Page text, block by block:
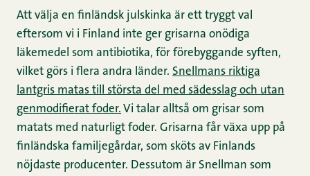
Att välja en finländsk julskinka är ett tryggt val
eftersom vi i Finland inte ger grisarna onödiga
läkemedel som antibiotika, för förebyggande syften,
vilket görs i flera andra länder. Snellmans riktiga
lantgris matas till största del med sädesslag och utan
genmodifierat foder. Vi talar alltså om grisar som
matats med naturligt foder. Grisarna får växa upp på
finländska familjegårdar, som sköts av Finlands
nöjdaste producenter. Dessutom är Snellman som